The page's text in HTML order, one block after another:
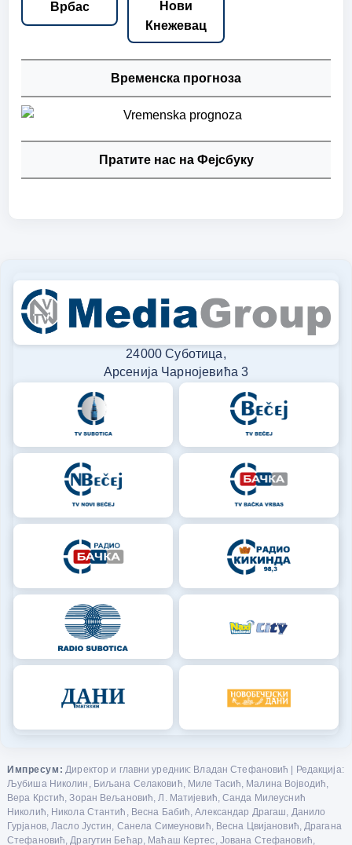
Врбас
Нови
Кнежевац
Временска прогноза
Пратите нас на Фејсбуку
24000 Суботица,
Арсенија Чарнојевића 3
Импресум: Директор и главни уредник: Владан Стефановић | Редакција:
Љубиша Николин, Биљана Селаковић, Миле Тасић, Малина Војводић,
Вера Крстић, Зоран Вељановић, Л. Матијевић, Санда Милеуснић
Николић, Никола Стантић, Весна Бабић, Александар Драгаш, Данило
Гурјанов, Ласло Јустин, Санела Симеуновић, Весна Цвијановић, Драгана
Стефановић, Драгутин Бећар, Маћаш Кертес, Јована Стефановић,